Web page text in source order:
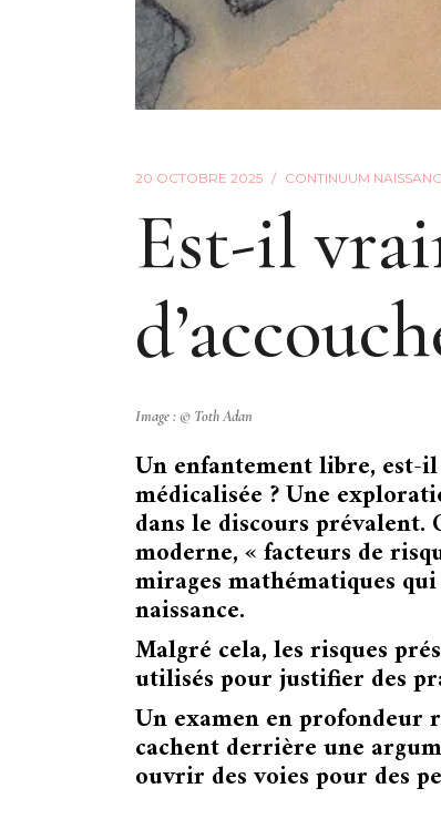
20 OCTOBRE 2025 CONTINUUM
Est-il
Image : © Toth Adan
Un enfantement libre, est-
médicalisée ? Une
dans le discours
moderne, « facteurs de
mirages mathématiques
naissance.
Malgré cela, les risques
utilisés pour justifier des
Un examen en profondeur
cachent derrière une
ouvrir des voies pour des